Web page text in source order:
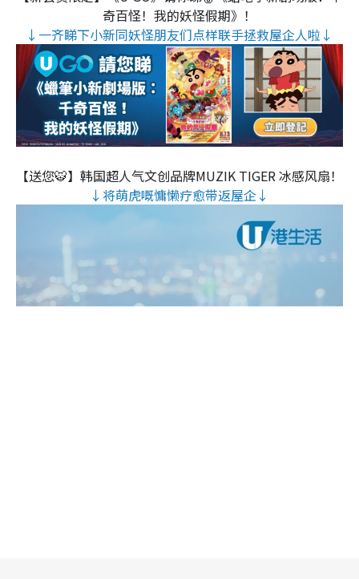
奇百怪！我的妖怪假期》！
↓一齐睇下小新同妖怪朋友们点样联手拯救屋企人啦↓
【送您🐯】韩国超人气文创品牌MUZIK TIGER 冰感风扇！
↓将萌虎嘅慵懒疗愈带返屋企↓